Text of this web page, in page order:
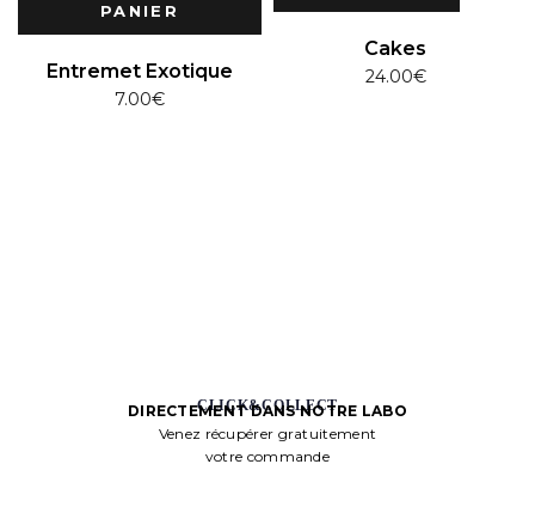
PANIER
Entremet Exotique
7.00€
Cakes
24.00€
CLICK&COLLECT
DIRECTEMENT DANS NOTRE LABO
Venez récupérer gratuitement
votre commande